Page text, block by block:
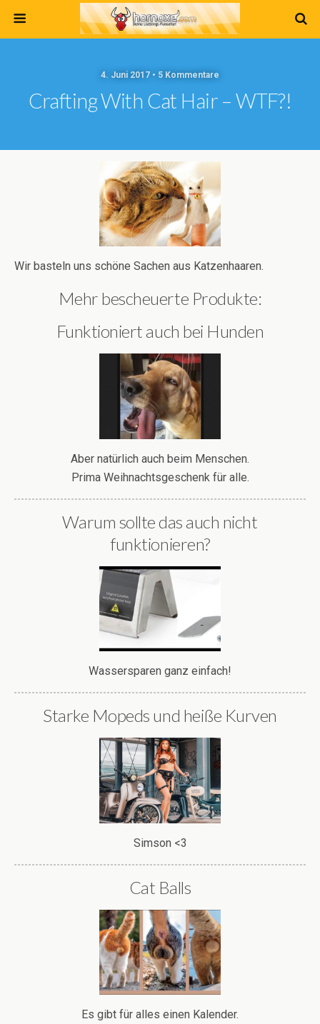
4. Juni 2017 • 5 Kommentare
Crafting With Cat Hair – WTF?!
Wir basteln uns schöne Sachen aus Katzenhaaren.
Mehr bescheuerte Produkte:
Funktioniert auch bei Hunden
Aber natürlich auch beim Menschen.
Prima Weihnachtsgeschenk für alle.
Warum sollte das auch nicht
funktionieren?
Wassersparen ganz einfach!
Starke Mopeds und heiße Kurven
Simson <3
Cat Balls
Es gibt für alles einen Kalender.